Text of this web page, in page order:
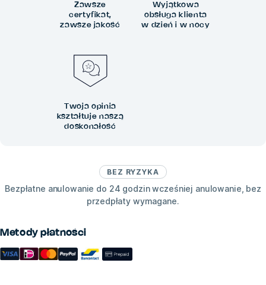
BEZ RYZYKA
Bezpłatne anulowanie do 24 godzin wcześniej anulowanie, bez
przedpłaty wymagane.
Metody płatności
Zawsze
certyfikat,
zawsze jakość
Wyjątkowa
obsługa klienta
w dzień i w nocy
Twoja opinia
kształtuje naszą
doskonałość